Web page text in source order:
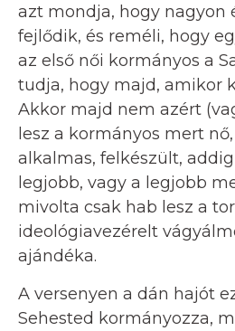
azt mondja, hogy nagyon
fejlődik, és reméli, hogy
az első női kormányos a
tudja, hogy majd, amikor
Akkor majd nem azért
lesz a kormányos mert
alkalmas, felkészült,
legjobb, vagy a legjobb
mivolta csak hab lesz a
ideológiavezérelt
ajándéka.
A versenyen a dán hajót
Sehested kormányozza,